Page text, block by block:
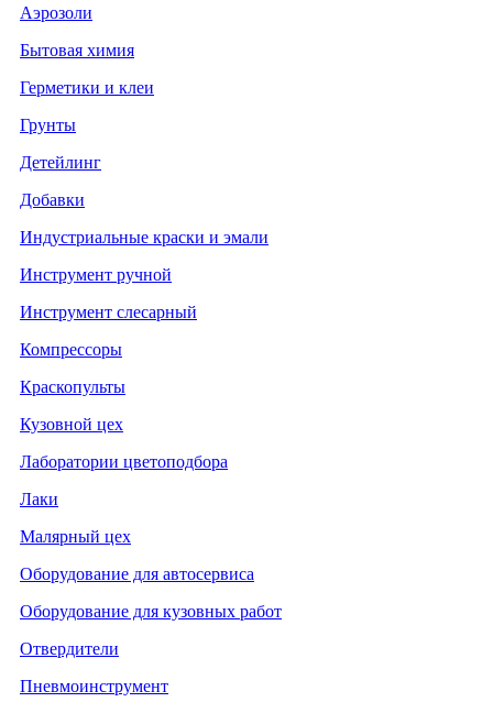
Аэрозоли
Бытовая химия
Герметики и клеи
Грунты
Детейлинг
Добавки
Индустриальные краски и эмали
Инструмент ручной
Инструмент слесарный
Компрессоры
Краскопульты
Кузовной цех
Лаборатории цветоподбора
Лаки
Малярный цех
Оборудование для автосервиса
Оборудование для кузовных работ
Отвердители
Пневмоинструмент